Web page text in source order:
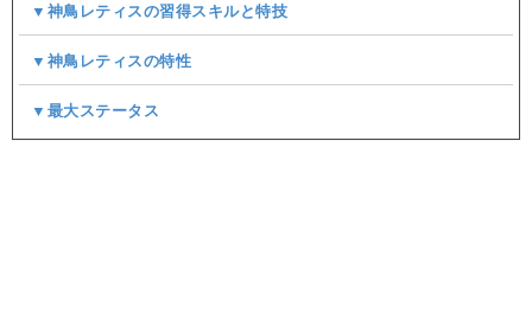
▼神鳥レティスの習得スキルと特技
▼神鳥レティスの特性
▼最大ステータス